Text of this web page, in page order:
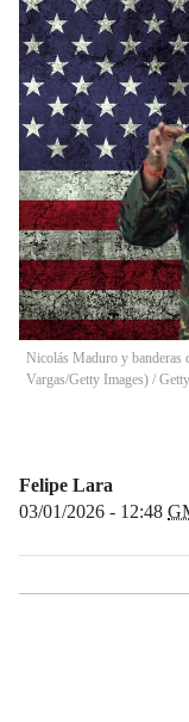
Nicolás Maduro y banderas
Vargas/Getty Images) /
Felipe Lara
03/01/2026 - 12:48